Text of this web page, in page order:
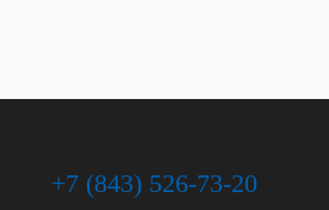
+7 (843) 526-73-20